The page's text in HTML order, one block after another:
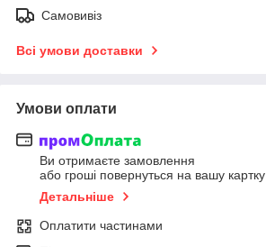
Самовивіз
Всі умови доставки
Умови оплати
Ви отримаєте замовлення
або гроші повернуться на вашу картку
Детальніше
Оплатити частинами